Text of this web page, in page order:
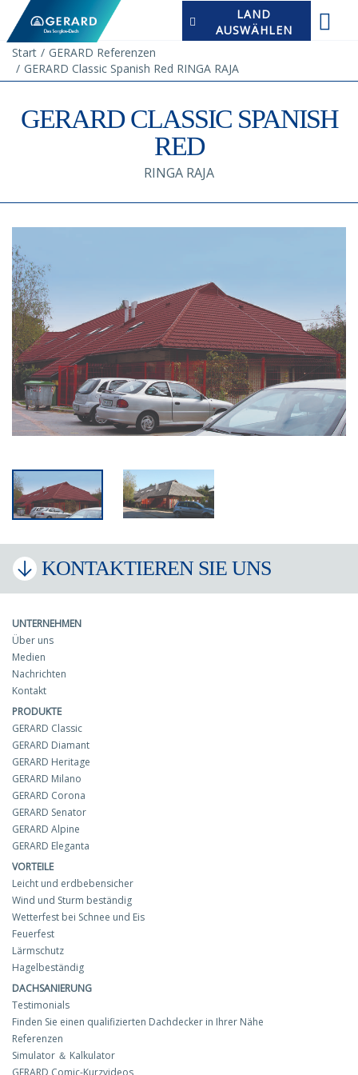
LAND
AUSWÄHLEN
Start
GERARD Referenzen
GERARD Classic Spanish Red RINGA RAJA
GERARD CLASSIC SPANISH
RED
RINGA RAJA
KONTAKTIEREN SIE UNS
UNTERNEHMEN
Über uns
Medien
Nachrichten
Kontakt
PRODUKTE
GERARD Classic
GERARD Diamant
GERARD Heritage
GERARD Milano
GERARD Corona
GERARD Senator
GERARD Alpine
GERARD Eleganta
VORTEILE
Leicht und erdbebensicher
Wind und Sturm beständig
Wetterfest bei Schnee und Eis
Feuerfest
Lärmschutz
Hagelbeständig
DACHSANIERUNG
Testimonials
Finden Sie einen qualifizierten Dachdecker in Ihrer Nähe
Referenzen
Simulator ＆ Kalkulator
GERARD Comic-Kurzvideos